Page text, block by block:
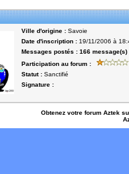
Ville d'origine : Savoie
Date d'inscription : 19/11/2006 à
Messages postés : 166 message(s)
Participation au forum :
Statut : Sanctifié
Signature :
Obtenez votre forum Aztek